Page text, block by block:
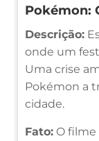
Pokémon:
Descrição:
onde um
Uma crise
Pokémon a
cidade.
Fato: O filme